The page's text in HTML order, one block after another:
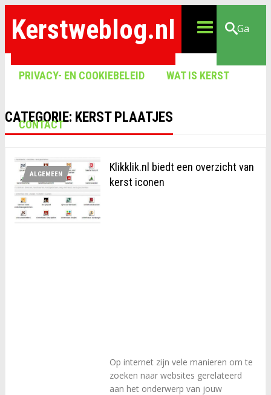
Kerstweblog.nl
PRIVACY- EN COOKIEBELEID WAT IS KERST
CONTACT
Ga
CATEGORIE: KERST PLAATJES
ALGEMEEN
Klikklik.nl biedt een overzicht van
kerst iconen
Op internet zijn vele manieren om te
zoeken naar websites gerelateerd
aan het onderwerp van jouw